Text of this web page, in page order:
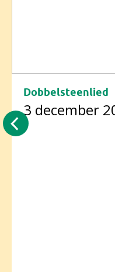
Dobbelsteenlied
3 december